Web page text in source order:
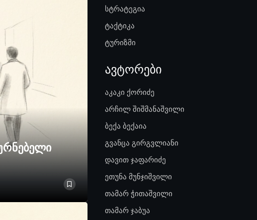
სტრატეგია
ტაქტიკა
ტურიზმი
ავტორები
აკაკი ქორიძე
არჩილ შიშმანაშვილი
ბექა ბექაია
გვანცა გირგვლიანი
დავით ჯაფარიძე
ეთუნა მუნჯიშვილი
თამარ ჭითაშვილი
თამარ ჯაბუა